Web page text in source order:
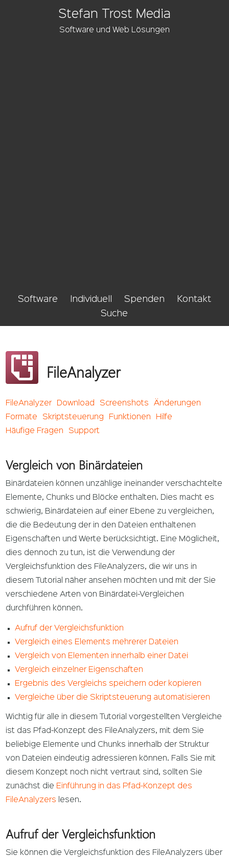
Stefan Trost Media
Software und Web Lösungen
Software Individuell Spenden
Kontakt
Suche
FileAnalyzer
FileAnalyzer Download Screenshots
Änderungen
Formate
Skriptsteuerung Funktionen
Hilfe
Häufige Fragen
Support
Vergleich von Binärdateien
Binärdateien können unzählige ineinander verschachtelte
Elemente, Chunks und Blöcke enthalten. Dies macht es
schwierig, Binärdateien auf einer Ebene zu vergleichen,
die die Bedeutung der in den Dateien enthaltenen
Eigenschaften und Werte berücksichtigt. Eine Möglicheit,
dies dennoch zu tun, ist die Verwendung der
Vergleichsfunktion des FileAnalyzers, die wir uns in
diesem Tutorial näher ansehen möchten und mit der Sie
verschiedene Arten von Binärdatei-Vergleichen
durchführen können.
Aufruf der Vergleichsfunktion
Vergleich eines Elements mehrerer Dateien
Vergleich von Elementen innerhalb einer Datei
Vergleich einzelner Eigenschaften
Ergebnis des Vergleichs speichern oder kopieren
Vergleiche über die Skriptsteuerung automatisieren
Wichtig für alle in diesem Tutorial vorgestellten Vergleiche
ist das Pfad-Konzept des FileAnalyzers, mit dem Sie
beliebige Elemente und Chunks innerhalb der Struktur
von Dateien eindeutig adressieren können. Falls Sie mit
diesem Konzept noch nicht vertraut sind, sollten Sie
zunächst die Einführung in das Pfad-Konzept des
FileAnalyzers lesen.
Aufruf der Vergleichsfunktion
Sie können die Vergleichsfunktion des FileAnalyzers über